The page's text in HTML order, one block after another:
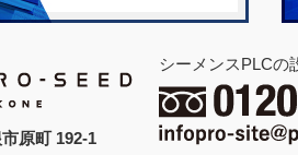
原町 192-1
シーメンスPLCの